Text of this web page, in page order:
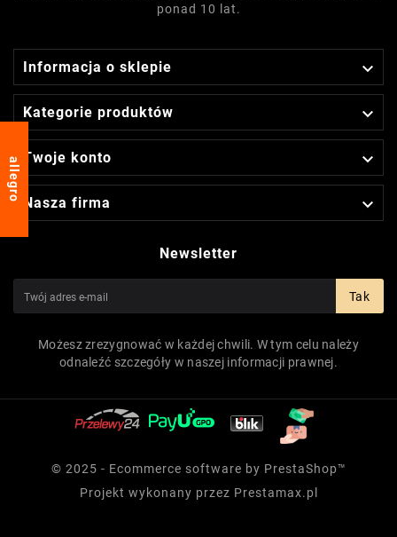
ponad 10 lat.
Informacja o sklepie 
Kategorie produktów 
Twoje konto 
Nasza firma 
Newsletter
Tak
Możesz zrezygnować w każdej chwili. W tym celu należy
odnaleźć szczegóły w naszej informacji prawnej.
© 2025 - Ecommerce software by PrestaShop™
Projekt wykonany przez Prestamax.pl
allegro